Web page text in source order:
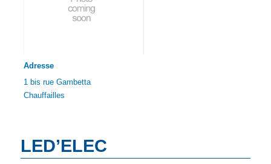
Adresse
1 bis rue Gambetta
Chauffailles
LED’ELEC